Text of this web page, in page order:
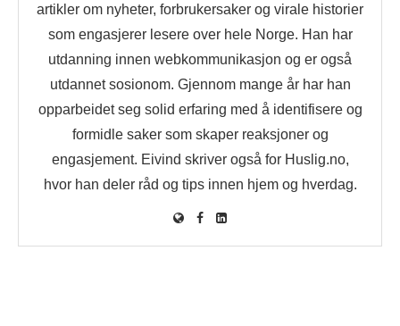
artikler om nyheter, forbrukersaker og virale historier
som engasjerer lesere over hele Norge. Han har
utdanning innen webkommunikasjon og er også
utdannet sosionom. Gjennom mange år har han
opparbeidet seg solid erfaring med å identifisere og
formidle saker som skaper reaksjoner og
engasjement. Eivind skriver også for Huslig.no,
hvor han deler råd og tips innen hjem og hverdag.